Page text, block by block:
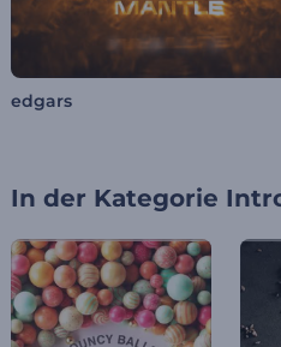
edgars
In der Kategorie